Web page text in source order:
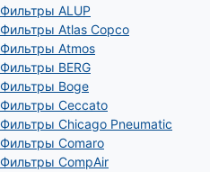
Фильтры ALUP
Фильтры Atlas Copco
Фильтры Atmos
Фильтры BERG
Фильтры Boge
Фильтры Ceccato
Фильтры Chicago Pneumatic
Фильтры Comaro
Фильтры CompAir